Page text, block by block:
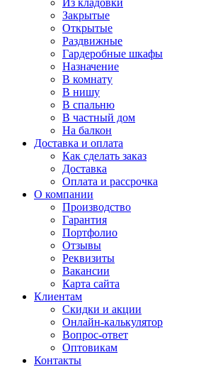
Из кладовки
Закрытые
Открытые
Раздвижные
Гардеробные шкафы
Назначение
В комнату
В нишу
В спальню
В частный дом
На балкон
Доставка и оплата
Как сделать заказ
Доставка
Оплата и рассрочка
О компании
Производство
Гарантия
Портфолио
Отзывы
Реквизиты
Вакансии
Карта сайта
Клиентам
Скидки и акции
Онлайн-калькулятор
Вопрос-ответ
Оптовикам
Контакты